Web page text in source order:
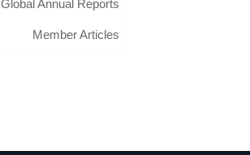
Global Annual Reports
Member Articles